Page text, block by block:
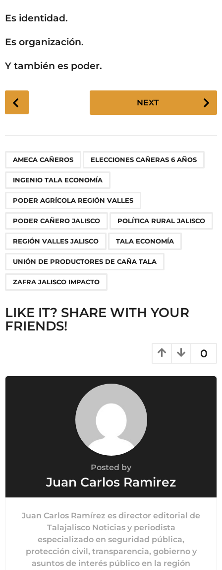
Es identidad.
Es organización.
Y también es poder.
P
o
NEXT
AMECA CAÑEROS ELECCIONES CAÑERAS 6 AÑOS
INGENIO TALA ECONOMÍA
PODER AGRÍCOLA REGIÓN VALLES
PODER CAÑERO JALISCO POLÍTICA RURAL JALISCO
REGIÓN VALLES JALISCO TALA ECONOMÍA
UNIÓN DE PRODUCTORES DE CAÑA TALA
ZAFRA JALISCO IMPACTO
LIKE IT? SHARE WITH YOUR
FRIENDS!
0
Posted by
Juan Carlos Ramirez
Juan Carlos Ramírez es director editorial de
Talajalisco Noticias y periodista
especializado en seguridad pública,
protección civil, transparencia, gobierno y
asuntos de interés público en la región